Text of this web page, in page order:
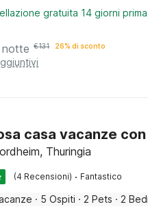
gratuita 14 giorni
notte €131 26% di sconto
casa vacanze
Thuringia
(4 Recensioni) · Fantastico
· 5 Ospiti · 2 Pets · 2